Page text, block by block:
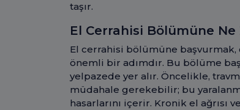
taşır.
El Cerrahisi Bölümüne
El cerrahisi bölümüne başvurmak,
önemli bir adımdır. Bu bölüme
yelpazede yer alır. Öncelikle,
müdahale gerekebilir; bu
hasarlarını içerir. Kronik el ağrısı